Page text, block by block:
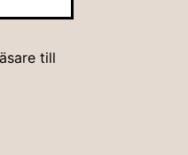
till